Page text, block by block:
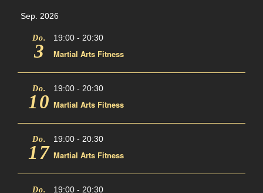
Sep. 2026
Do.
3
19:00 - 20:30
Martial Arts Fitness
Do.
10
19:00 - 20:30
Martial Arts Fitness
Do.
17
19:00 - 20:30
Martial Arts Fitness
Do. 19:00 - 20:30